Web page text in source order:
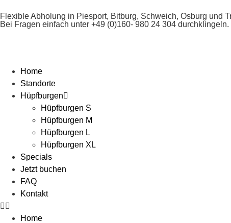
Flexible Abholung in Piesport, Bitburg, Schweich, Osburg und
Bei Fragen einfach unter +49 (0)160- 980 24 304 durchklingeln.
Home
Standorte
Hüpfburgen
Hüpfburgen S
Hüpfburgen M
Hüpfburgen L
Hüpfburgen XL
Specials
Jetzt buchen
FAQ
Kontakt
Home